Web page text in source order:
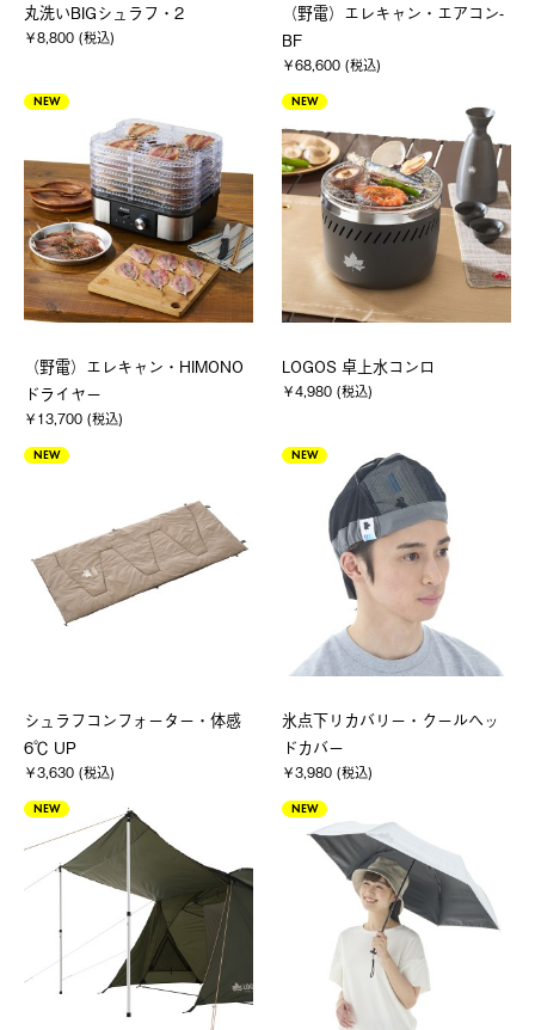
丸洗いBIGシュラフ・2
￥8,800 (税込)
（野電）エレキャン・エアコン-
BF
￥68,600 (税込)
NEW
（野電）エレキャン・HIMONO
ドライヤー
￥13,700 (税込)
NEW
LOGOS 卓上水コンロ
￥4,980 (税込)
NEW
シュラフコンフォーター・体感
6℃ UP
￥3,630 (税込)
NEW
氷点下リカバリー・クールヘッ
ドカバー
￥3,980 (税込)
NEW NEW